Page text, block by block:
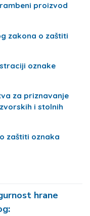
proizvod
zakona o zaštiti
oznake
za priznavanje
i stolnih
zaštiti oznaka
hrane